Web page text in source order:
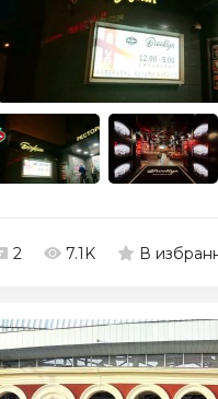
2 7.1K В